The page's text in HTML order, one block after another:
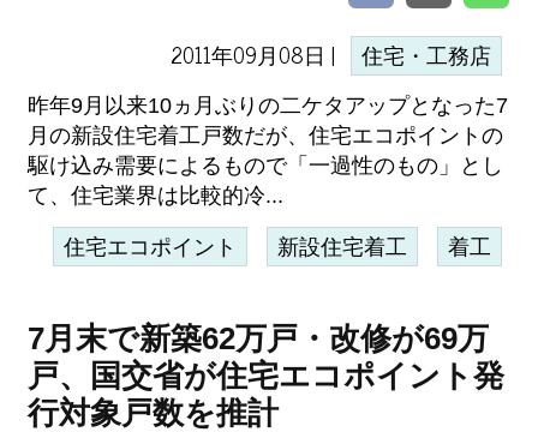
2011年09月08日 | 住宅・工務店
昨年9月以来10ヵ月ぶりの二ケタアップとなった7
月の新設住宅着工戸数だが、住宅エコポイントの
駆け込み需要によるもので「一過性のもの」とし
て、住宅業界は比較的冷...
住宅エコポイント 新設住宅着工 着工
7月末で新築62万戸・改修が69万
戸、国交省が住宅エコポイント発
行対象戸数を推計